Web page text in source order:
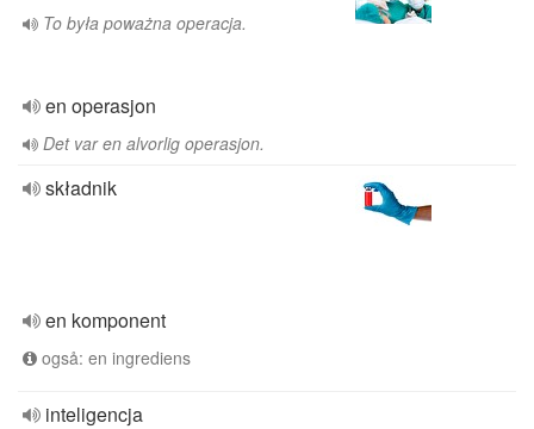
To była poważna operacja.
en operasjon
Det var en alvorlig operasjon.
składnik
en komponent
også: en ingrediens
inteligencja